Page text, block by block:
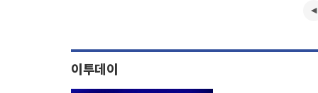
이투데이